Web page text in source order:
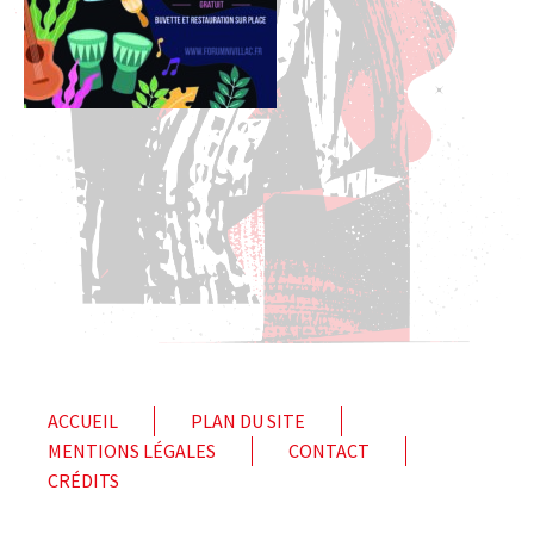
ACCUEIL
PLAN DU SITE
MENTIONS LÉGALES
CONTACT
CRÉDITS